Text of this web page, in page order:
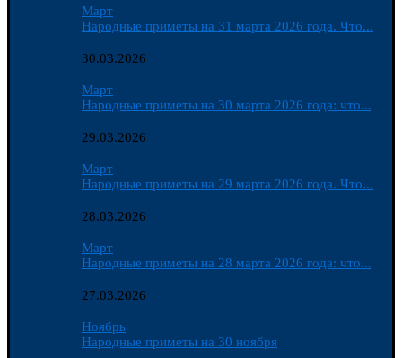
Март
Народные приметы на 31 марта 2026 года. Что...
30.03.2026
Март
Народные приметы на 30 марта 2026 года: что...
29.03.2026
Март
Народные приметы на 29 марта 2026 года. Что...
28.03.2026
Март
Народные приметы на 28 марта 2026 года: что...
27.03.2026
Ноябрь
Народные приметы на 30 ноября